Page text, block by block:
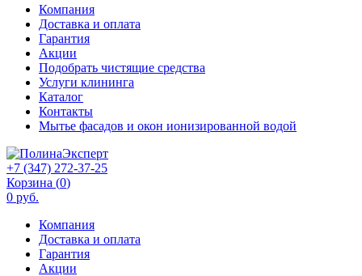
Компания
Доставка и оплата
Гарантия
Акции
Подобрать чистящие средства
Услуги клининга
Каталог
Контакты
Мытье фасадов и окон ионизированной водой
+7 (347) 272-37-25
Корзина (0)
0 руб.
Компания
Доставка и оплата
Гарантия
Акции